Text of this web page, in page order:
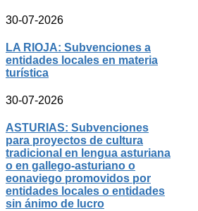
30-07-2026
LA RIOJA: Subvenciones a
entidades locales en materia
turística
30-07-2026
ASTURIAS: Subvenciones
para proyectos de cultura
tradicional en lengua asturiana
o en gallego-asturiano o
eonaviego promovidos por
entidades locales o entidades
sin ánimo de lucro